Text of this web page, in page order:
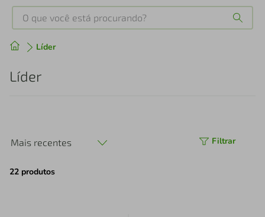
O que você está procurando?
Líder
Líder
Mais recentes Filtrar
22 produtos
Produtos mais buscados
perfume
4º air fryer